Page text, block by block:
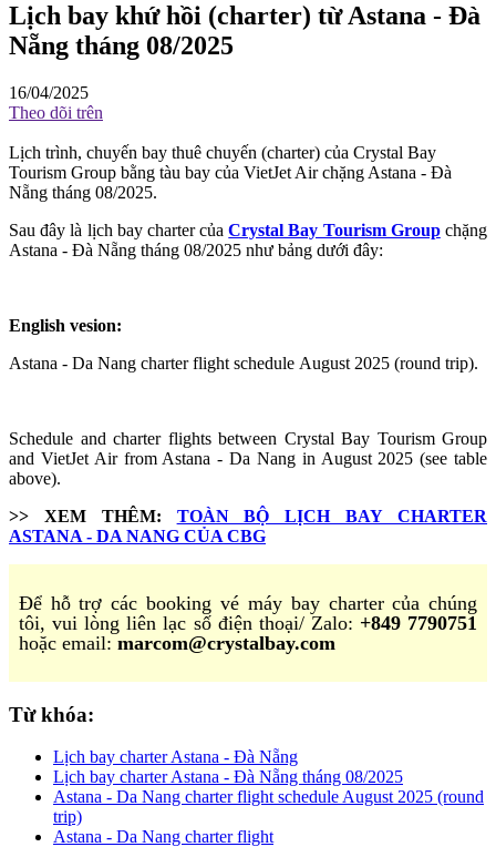
Lịch bay khứ hồi (charter) từ Astana - Đà
Nẵng tháng 08/2025
16/04/2025
Theo dõi trên
Lịch trình, chuyến bay thuê chuyến (charter) của Crystal Bay
Tourism Group bằng tàu bay của VietJet Air chặng Astana - Đà
Nẵng tháng 08/2025.
Sau đây là lịch bay charter củaCrystal Bay Tourism Groupchặng
Astana - Đà Nẵng tháng 08/2025 như bảng dưới đây:
English vesion:
Astana - Da Nang charter flight schedule August 2025 (round trip).
Schedule and charter flights between Crystal Bay Tourism Group
and VietJet Air from Astana - Da Nang in August 2025 (see table
above).
>> XEM THÊM: TOÀN BỘ LỊCH BAY CHARTER
ASTANA - DA NANG CỦA CBG
Để hỗ trợ các booking vé máy bay charter của chúng
tôi, vui lòng liên lạc số điện thoại/ Zalo: +849 7790751
hoặc email: marcom@crystalbay.com
Từ khóa:
Lịch bay charter Astana - Đà Nẵng
Lịch bay charter Astana - Đà Nẵng tháng 08/2025
Astana - Da Nang charter flight schedule August 2025 (round
trip)
Astana - Da Nang charter flight